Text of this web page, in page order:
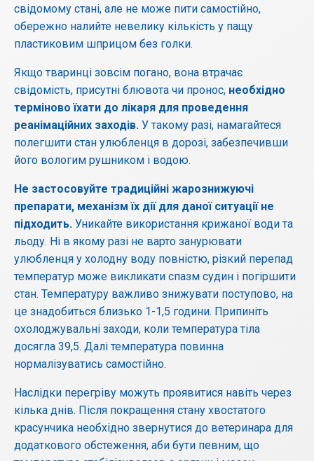
свідомому стані, але не може пити самостійно,
обережно налийте невелику кількість у пащу
пластиковим шприцом без голки.
Якщо тваринці зовсім погано, вона втрачає
свідомість, присутні блювота чи пронос, необхідно
терміново їхати до лікаря для проведення
реанімаційних заходів. У такому разі, намагайтеся
полегшити стан улюбленця в дорозі, забезпечивши
його вологим рушником і водою.
Не застосовуйте традиційні жарознижуючі
препарати, механізм їх дії для даної ситуації не
підходить. Уникайте використання крижаної води та
льоду. Ні в якому разі не варто занурювати
улюбленця у холодну воду повністю, різкий перепад
температур може викликати спазм судин і погіршити
стан. Температуру важливо знижувати поступово, на
це знадобиться близько 1-1,5 години. Припиніть
охолоджувальні заходи, коли температура тіла
досягла 39,5. Далі температура повинна
нормалізуватись самостійно.
Наслідки перегріву можуть проявитися навіть через
кілька днів. Після покращення стану хвостатого
красунчика необхідно звернутися до ветеринара для
додаткового обстеження, аби бути певним, що